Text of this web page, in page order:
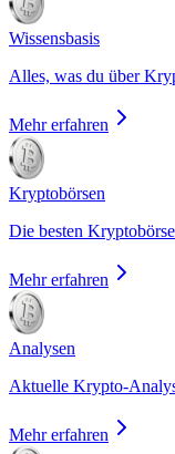
Wissensbasis
Alles, was du über
Mehr erfahren
Kryptobörsen
Die besten
Mehr erfahren
Analysen
Aktuelle Krypto-
Mehr erfahren